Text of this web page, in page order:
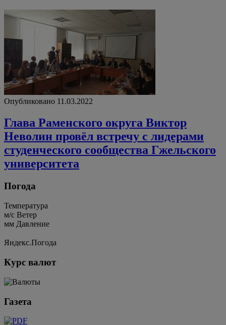
Опубликовано 11.03.2022
Глава Раменского округа Виктор
Неволин провёл встречу с лидерами
студенческого сообщества Гжельского
университета
Погода
Температура
м/c Ветер
мм Давление
Яндекс.Погода
Курс валют
Газета